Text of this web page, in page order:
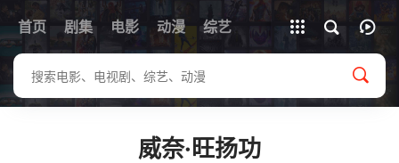
首页 剧集 电影 动漫 综艺
全部影片
威奈·旺扬功